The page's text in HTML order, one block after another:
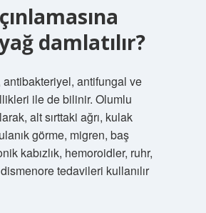
damlatılır?
antibakteriyel, antifungal ve
ile de bilinir. Olumlu
alt sırttaki ağrı, kulak
görme, migren, baş
kabızlık, hemoroidler, ruhr,
tedavileri kullanılır